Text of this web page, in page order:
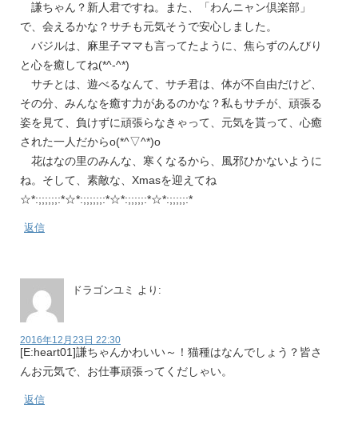
謙ちゃん？新人君ですね。また、「わんニャン倶楽部」
で、会えるかな？サチも元気そうで安心しました。
バジルは、麻里子ママも言ってたように、焦らずのんびり
と心を癒してね(*^-^*)
サチとは、遊べるなんて、サチ君は、体が不自由だけど、
その分、みんなを癒す力があるのかな？私もサチが、頑張る
姿を見て、負けずに頑張らなきゃって、元気を貰って、心癒
された一人だからo(*^▽^*)o
花はなの里のみんな、寒くなるから、風邪ひかないように
ね。そして、素敵な、Xmasを迎えてね
☆*:;;;;;;:*☆*:;;;;;;:*☆*:;;;;;:*☆*:;;;;;:*
返信
ドラゴンユミ より:
2016年12月23日 22:30
[E:heart01]謙ちゃんかわいい～！猫種はなんでしょう？皆さ
んお元気で、お仕事頑張ってくだしゃい。
返信